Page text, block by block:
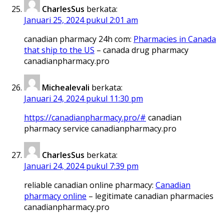
CharlesSus berkata:
Januari 25, 2024 pukul 2:01 am
canadian pharmacy 24h com: Pharmacies in Canada
that ship to the US – canada drug pharmacy
canadianpharmacy.pro
Michealevali berkata:
Januari 24, 2024 pukul 11:30 pm
https://canadianpharmacy.pro/# canadian
pharmacy service canadianpharmacy.pro
CharlesSus berkata:
Januari 24, 2024 pukul 7:39 pm
reliable canadian online pharmacy: Canadian
pharmacy online – legitimate canadian pharmacies
canadianpharmacy.pro